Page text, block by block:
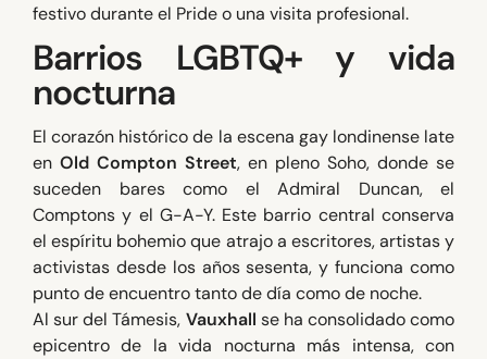
festivo durante el Pride o una visita profesional.
Barrios LGBTQ+ y vida
nocturna
El corazón histórico de la escena gay londinense late
en Old Compton Street, en pleno Soho, donde se
suceden bares como el Admiral Duncan, el
Comptons y el G-A-Y. Este barrio central conserva
el espíritu bohemio que atrajo a escritores, artistas y
activistas desde los años sesenta, y funciona como
punto de encuentro tanto de día como de noche.
Al sur del Támesis, Vauxhall se ha consolidado como
epicentro de la vida nocturna más intensa, con